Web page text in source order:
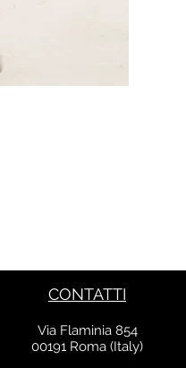
CONTATTI
Via Flaminia 854
00191 Roma (Italy)